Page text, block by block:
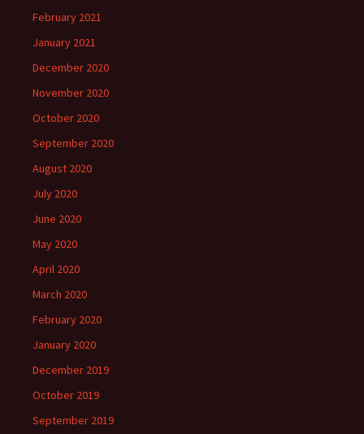
February 2021
January 2021
December 2020
November 2020
October 2020
September 2020
August 2020
July 2020
June 2020
May 2020
April 2020
March 2020
February 2020
January 2020
December 2019
October 2019
September 2019